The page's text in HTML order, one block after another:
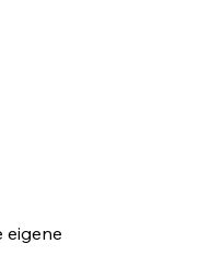
eigene